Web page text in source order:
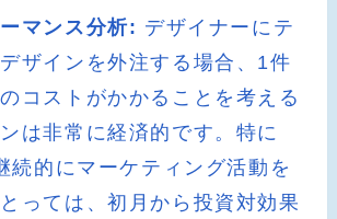
マンス分析: デザイナーにテ
ザインを外注する場合、1件
コストがかかることを考える
は非常に経済的です。特に
続的にマーケティング活動を
っては、初月から投資対効果